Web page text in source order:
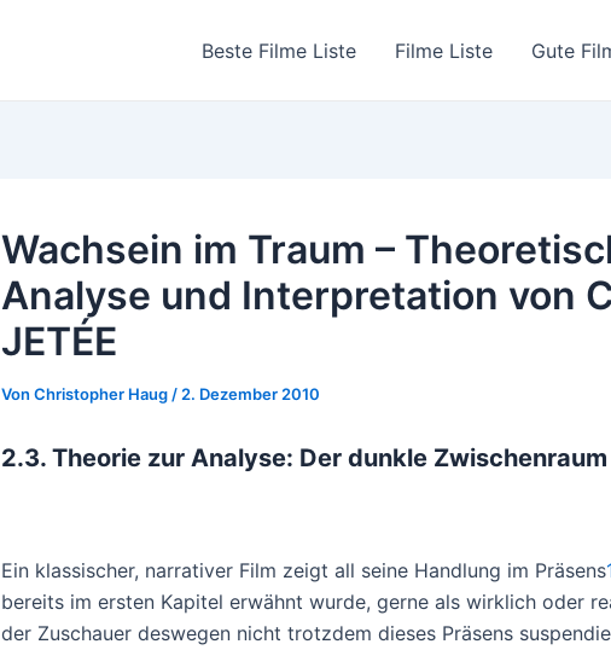
Beste Filme Liste Filme Liste Gute
Wachsein im Traum –
Analyse und Interpretation von
JETÉE
Von Christopher Haug / 2. Dezember 2010
2.3. Theorie zur Analyse: Der dunkle
Ein klassischer, narrativer Film zeigt all seine Handlung im Präsens
bereits im ersten Kapitel erwähnt wurde, gerne als wirklich oder
der Zuschauer deswegen nicht trotzdem dieses Präsens